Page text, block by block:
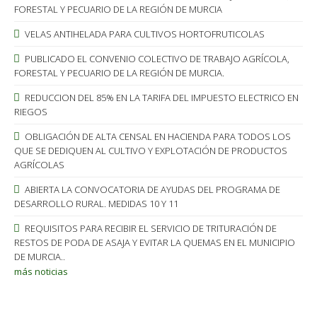
FORESTAL Y PECUARIO DE LA REGIÓN DE MURCIA
VELAS ANTIHELADA PARA CULTIVOS HORTOFRUTICOLAS
PUBLICADO EL CONVENIO COLECTIVO DE TRABAJO AGRÍCOLA,
FORESTAL Y PECUARIO DE LA REGIÓN DE MURCIA.
REDUCCION DEL 85% EN LA TARIFA DEL IMPUESTO ELECTRICO EN
RIEGOS
OBLIGACIÓN DE ALTA CENSAL EN HACIENDA PARA TODOS LOS
QUE SE DEDIQUEN AL CULTIVO Y EXPLOTACIÓN DE PRODUCTOS
AGRÍCOLAS
ABIERTA LA CONVOCATORIA DE AYUDAS DEL PROGRAMA DE
DESARROLLO RURAL. MEDIDAS 10 Y 11
REQUISITOS PARA RECIBIR EL SERVICIO DE TRITURACIÓN DE
RESTOS DE PODA DE ASAJA Y EVITAR LA QUEMAS EN EL MUNICIPIO
DE MURCIA..
más noticias